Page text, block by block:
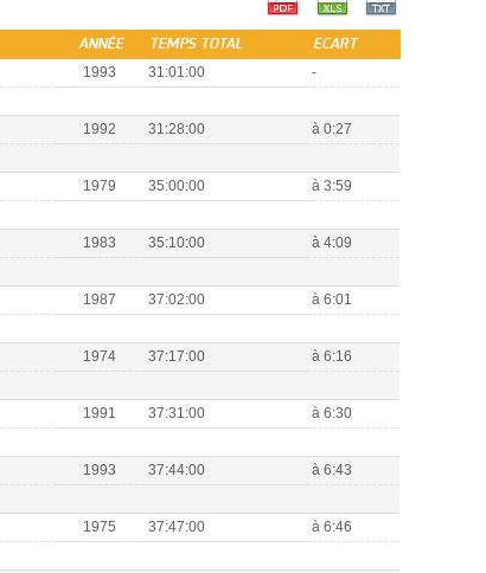
ANNÉE TEMPS TOTAL ECART
1993 31:01:00 -
1992 31:28:00 à 0:27
1979 35:00:00 à 3:59
1983 35:10:00 à 4:09
1987 37:02:00 à 6:01
1974 37:17:00 à 6:16
1991 37:31:00 à 6:30
1993 37:44:00 à 6:43
1975 37:47:00 à 6:46